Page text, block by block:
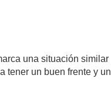
una situación
tener un buen frente y